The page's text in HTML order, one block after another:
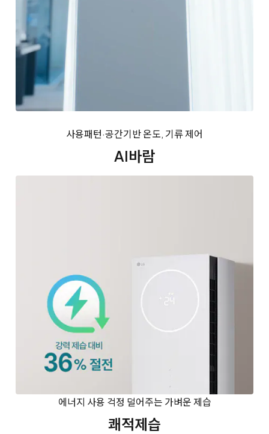
사용패턴·공간기반 온도, 기류 제어
AI바람
에너지 사용 걱정 덜어주는 가벼운 제습
쾌적제습